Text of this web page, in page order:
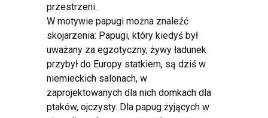
przestrzeni.
W motywie papugi można znaleźć
skojarzenia: Papugi, który kiedyś był
uważany za egzotyczny, żywy ładunek
przybył do Europy statkiem, są dziś w
niemieckich salonach, w
zaprojektowanych dla nich domkach dla
ptaków, ojczysty. Dla papug żyjących w